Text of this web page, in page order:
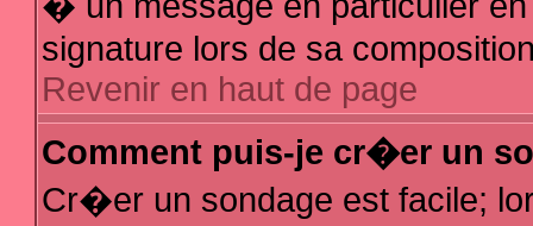
signature lors de sa
Revenir en haut de page
Comment puis-je cr�er un
Cr�er un sondage est facile;